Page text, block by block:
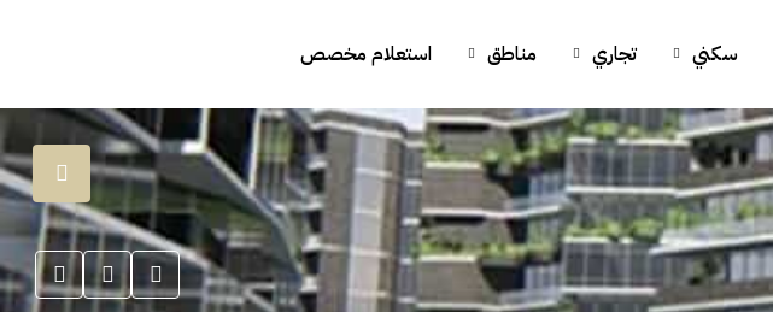
سكني تجاري مناطق استعلام مخصص